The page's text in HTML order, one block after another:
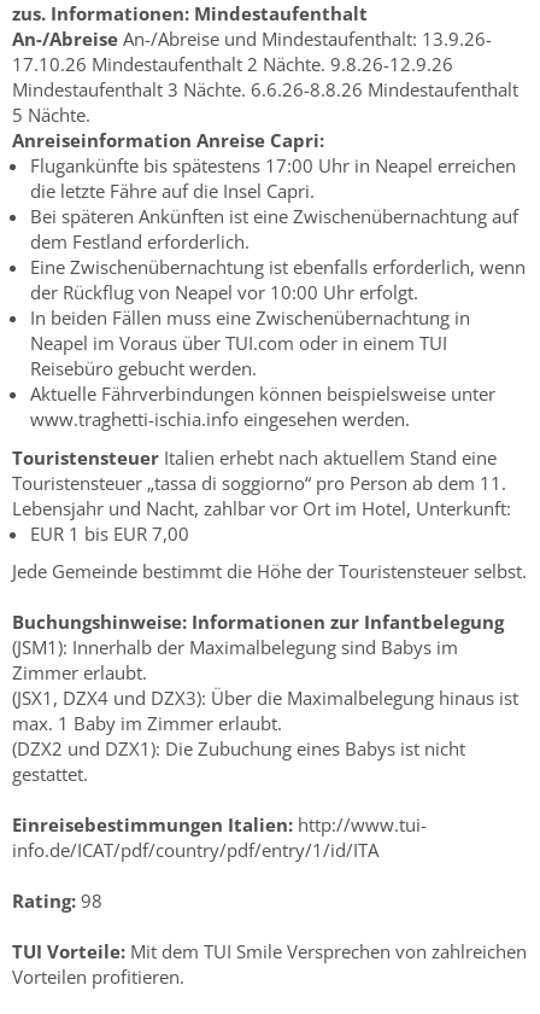
zus. Informationen: Mindestaufenthalt
An-/Abreise An-/Abreise und Mindestaufenthalt: 13.9.26-
17.10.26 Mindestaufenthalt 2 Nächte. 9.8.26-12.9.26
Mindestaufenthalt 3 Nächte. 6.6.26-8.8.26 Mindestaufenthalt
5 Nächte.
Anreiseinformation Anreise Capri:
Flugankünfte bis spätestens 17:00 Uhr in Neapel erreichen
die letzte Fähre auf die Insel Capri.
Bei späteren Ankünften ist eine Zwischenübernachtung auf
dem Festland erforderlich.
Eine Zwischenübernachtung ist ebenfalls erforderlich, wenn
der Rückflug von Neapel vor 10:00 Uhr erfolgt.
In beiden Fällen muss eine Zwischenübernachtung in
Neapel im Voraus über TUI.com oder in einem TUI
Reisebüro gebucht werden.
Aktuelle Fährverbindungen können beispielsweise unter
www.traghetti-ischia.info eingesehen werden.
Touristensteuer Italien erhebt nach aktuellem Stand eine
Touristensteuer „tassa di soggiorno“ pro Person ab dem 11.
Lebensjahr und Nacht, zahlbar vor Ort im Hotel, Unterkunft:
EUR 1 bis EUR 7,00
Jede Gemeinde bestimmt die Höhe der Touristensteuer selbst.
Buchungshinweise: Informationen zur Infantbelegung
(JSM1): Innerhalb der Maximalbelegung sind Babys im
Zimmer erlaubt.
(JSX1, DZX4 und DZX3): Über die Maximalbelegung hinaus ist
max. 1 Baby im Zimmer erlaubt.
(DZX2 und DZX1): Die Zubuchung eines Babys ist nicht
gestattet.
Einreisebestimmungen Italien: http://www.tui-
info.de/ICAT/pdf/country/pdf/entry/1/id/ITA
Rating: 98
TUI Vorteile: Mit dem TUI Smile Versprechen von zahlreichen
Vorteilen profitieren.